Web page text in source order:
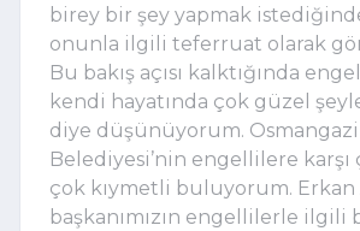
birey bir şey yapmak
onunla ilgili teferruat olarak
Bu bakış açısı kalktığında
kendi hayatında çok güzel
diye düşünüyorum. Osmangazi
Belediyesi’nin engellilere karşı
çok kıymetli buluyorum. Erkan
başkanımızın engellilerle ilgili